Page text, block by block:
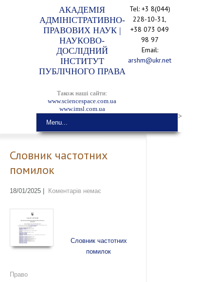
АКАДЕМІЯ
АДМІНІСТРАТИВНО-
ПРАВОВИХ НАУК |
НАУКОВО-
ДОСЛІДНИЙ
ІНСТИТУТ
ПУБЛІЧНОГО ПРАВА
Також наші сайти:
www.sciencespace.com.ua
www.imsl.com.ua
Tel: +3 8(044)
228-10-31,
+38 073 049
98 97
Email:
arshm@ukr.net
Menu...
>
Словник частотних
помилок
18/01/2025 Коментарів немає
Словник частотних
помилок
Право